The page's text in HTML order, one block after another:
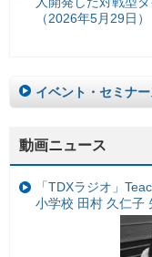
（2026年5月29日）
イベント・セミナ
動画ニュース
「TDXラジオ」
小学校 田村 久仁子